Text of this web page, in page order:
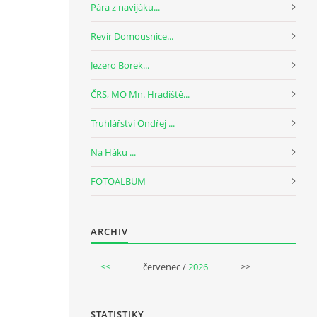
Pára z navijáku...
Revír Domousnice...
Jezero Borek...
ČRS, MO Mn. Hradiště...
Truhlářství Ondřej ...
Na Háku ...
FOTOALBUM
ARCHIV
<< červenec /2026 >>
STATISTIKY